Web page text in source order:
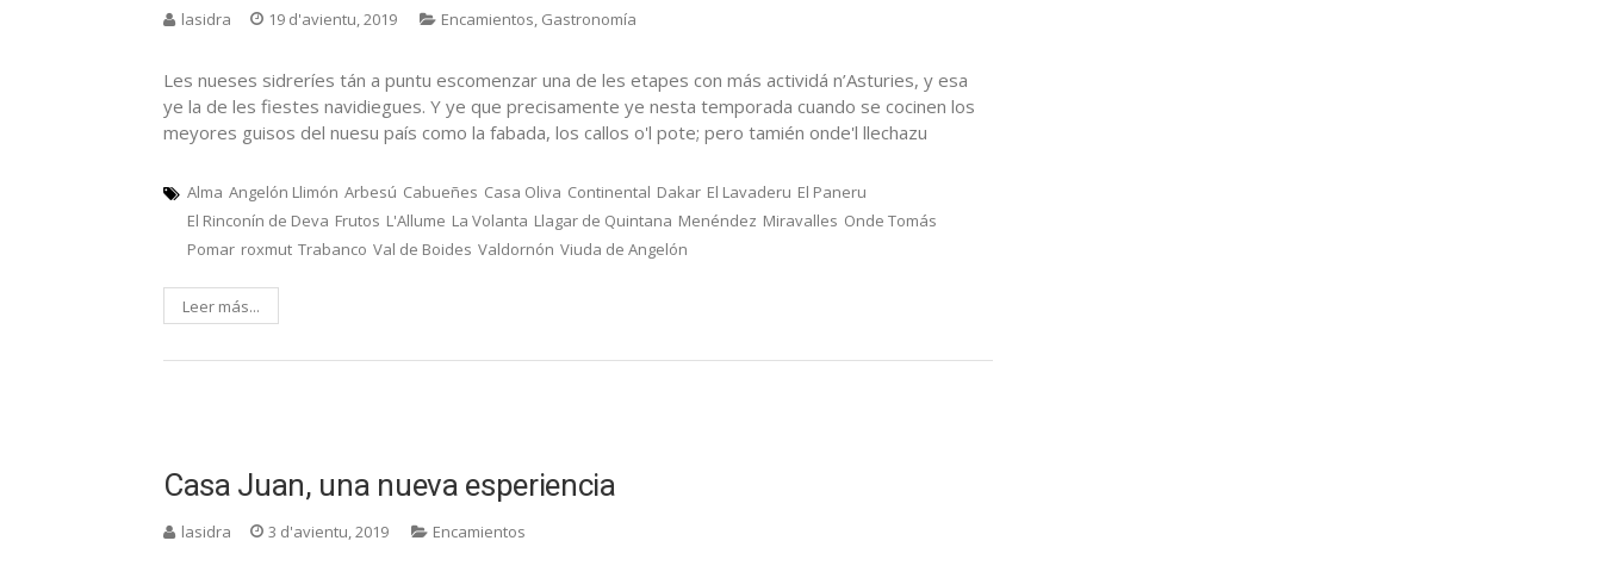
lasidra 19 d'avientu, 2019 Encamientos, Gastronomía
Les nueses sidreríes tán a puntu escomenzar una de les etapes con más actividá n’Asturies, y esa
ye la de les fiestes navidiegues. Y ye que precisamente ye nesta temporada cuando se cocinen los
meyores guisos del nuesu país como la fabada, los callos o'l pote; pero tamién onde'l llechazu
Alma Angelón Llimón Arbesú Cabueñes Casa Oliva Continental Dakar El Lavaderu El Paneru
El Rinconín de Deva Frutos L'Allume La Volanta Llagar de Quintana Menéndez Miravalles Onde Tomás
Pomar roxmut Trabanco Val de Boides Valdornón Viuda de Angelón
Leer más...
Casa Juan, una nueva esperiencia
lasidra 3 d'avientu, 2019 Encamientos